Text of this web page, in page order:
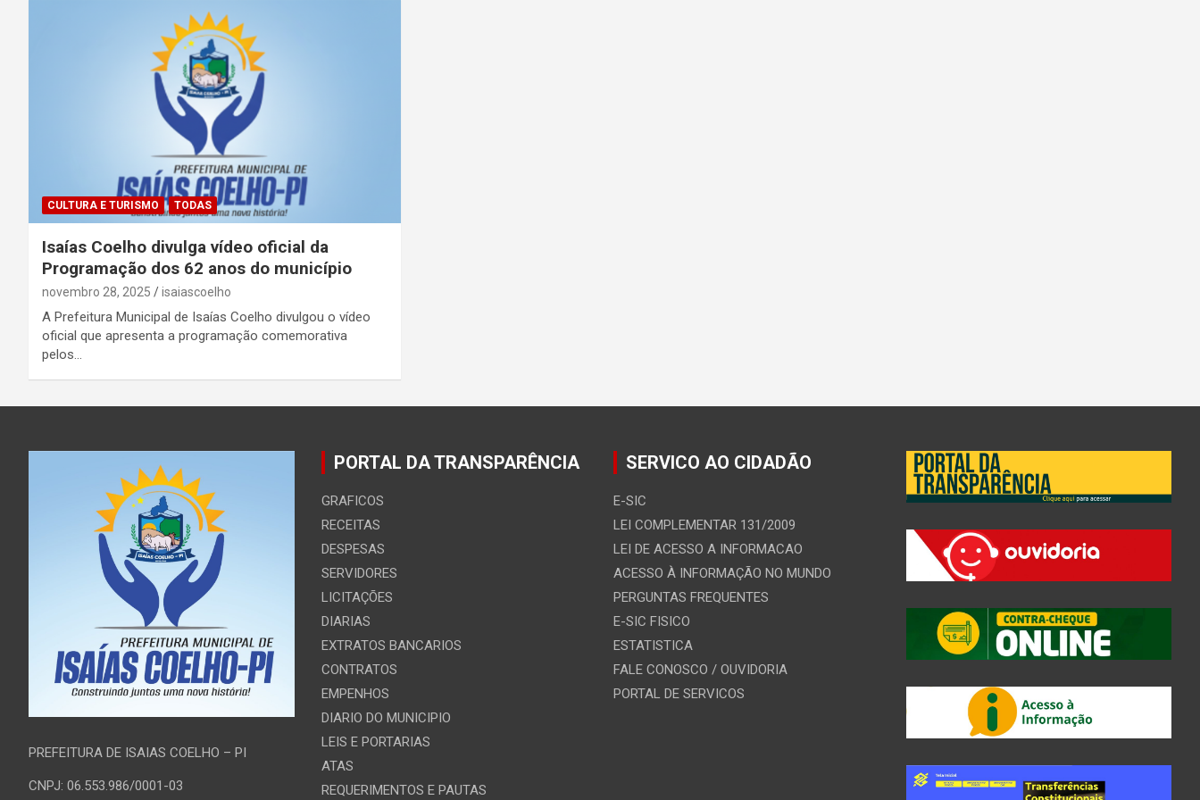
CULTURA E TURISMO TODAS
Isaías Coelho divulga vídeo oficial da
Programação dos 62 anos do município
novembro 28, 2025 isaiascoelho
A Prefeitura Municipal de Isaías Coelho divulgou o vídeo
oficial que apresenta a programação comemorativa
pelos…
PREFEITURA DE ISAIAS COELHO – PI
CNPJ: 06.553.986/0001-03
PORTAL DA TRANSPARÊNCIA
GRAFICOS
RECEITAS
DESPESAS
SERVIDORES
LICITAÇÕES
DIARIAS
EXTRATOS BANCARIOS
CONTRATOS
EMPENHOS
DIARIO DO MUNICIPIO
LEIS E PORTARIAS
ATAS
REQUERIMENTOS E PAUTAS
SERVICO AO CIDADÃO
E-SIC
LEI COMPLEMENTAR 131/2009
LEI DE ACESSO A INFORMACAO
ACESSO À INFORMAÇÃO NO MUNDO
PERGUNTAS FREQUENTES
E-SIC FISICO
ESTATISTICA
FALE CONOSCO / OUVIDORIA
PORTAL DE SERVICOS